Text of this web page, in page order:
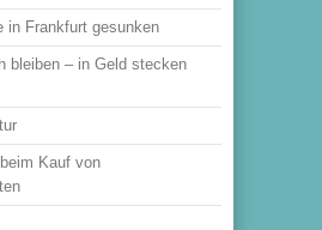
in Frankfurt gesunken
bleiben – in Geld stecken
Kauf von